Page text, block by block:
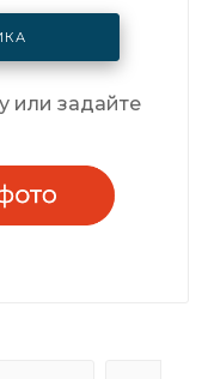
или задайте